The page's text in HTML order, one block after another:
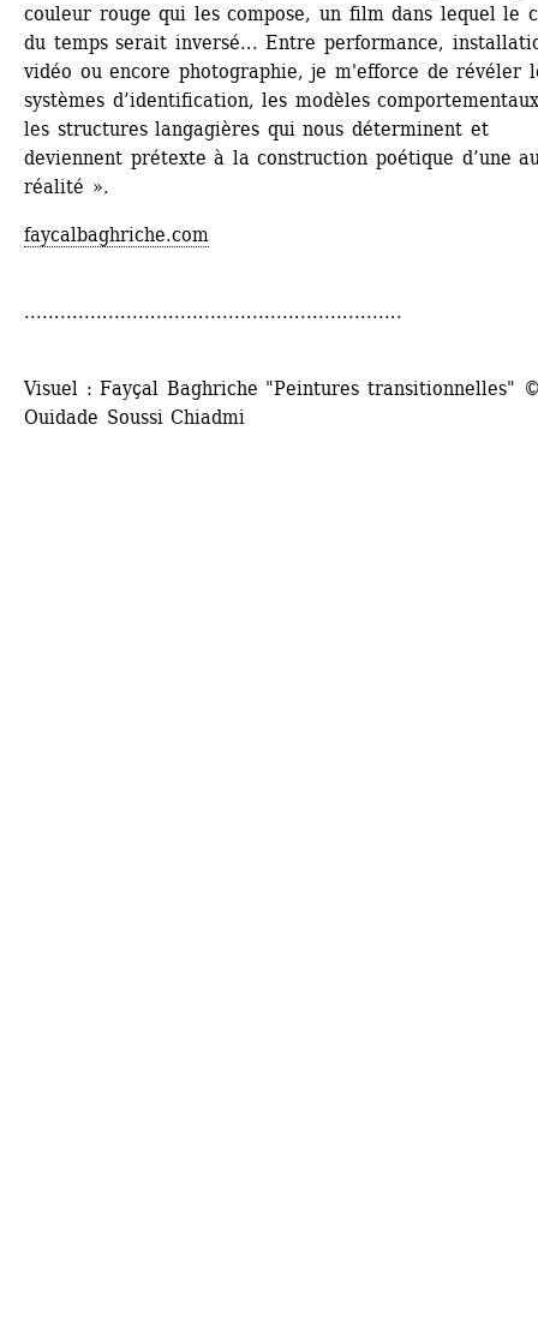
couleur rouge qui les compose, un film dans lequel le
du temps serait inversé... Entre performance,
vidéo ou encore photographie, je m'efforce de révéler
systèmes d’identification, les modèles
les structures langagières qui nous déterminent et
deviennent prétexte à la construction poétique d’une
réalité ».
faycalbaghriche.com
...............................................................
Visuel : Fayçal Baghriche "Peintures transitionnelles"
Ouidade Soussi Chiadmi